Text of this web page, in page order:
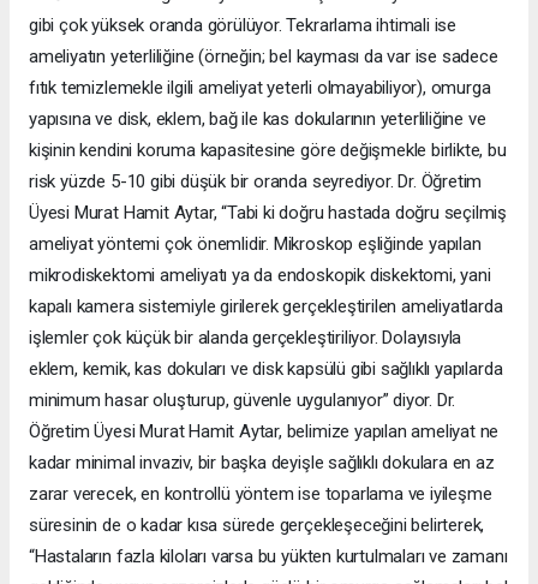
gibi çok yüksek oranda görülüyor. Tekrarlama ihtimali ise
ameliyatın yeterliliğine (örneğin; bel kayması da var ise sadece
fıtık temizlemekle ilgili ameliyat yeterli olmayabiliyor), omurga
yapısına ve disk, eklem, bağ ile kas dokularının yeterliliğine ve
kişinin kendini koruma kapasitesine göre değişmekle birlikte, bu
risk yüzde 5-10 gibi düşük bir oranda seyrediyor. Dr. Öğretim
Üyesi Murat Hamit Aytar, “Tabi ki doğru hastada doğru seçilmiş
ameliyat yöntemi çok önemlidir. Mikroskop eşliğinde yapılan
mikrodiskektomi ameliyatı ya da endoskopik diskektomi, yani
kapalı kamera sistemiyle girilerek gerçekleştirilen ameliyatlarda
işlemler çok küçük bir alanda gerçekleştiriliyor. Dolayısıyla
eklem, kemik, kas dokuları ve disk kapsülü gibi sağlıklı yapılarda
minimum hasar oluşturup, güvenle uygulanıyor” diyor. Dr.
Öğretim Üyesi Murat Hamit Aytar, belimize yapılan ameliyat ne
kadar minimal invaziv, bir başka deyişle sağlıklı dokulara en az
zarar verecek, en kontrollü yöntem ise toparlama ve iyileşme
süresinin de o kadar kısa sürede gerçekleşeceğini belirterek,
“Hastaların fazla kiloları varsa bu yükten kurtulmaları ve zamanı